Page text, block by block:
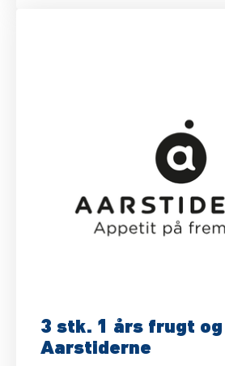
3 stk. 1 års frugt
Aarstiderne